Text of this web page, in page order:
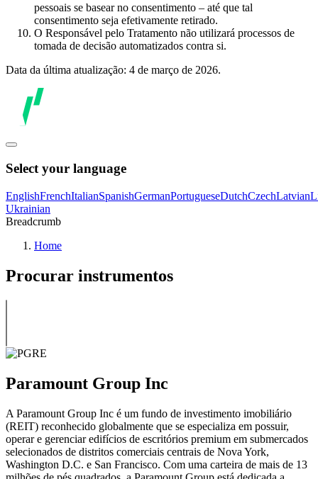
pessoais se basear no consentimento – até que tal
consentimento seja efetivamente retirado.
O Responsável pelo Tratamento não utilizará processos de
tomada de decisão automatizados contra si.
Data da última atualização: 4 de março de 2026.
Select your language
EnglishFrenchItalianSpanishGermanPortugueseDutchCzechLatvian
Ukrainian
Breadcrumb
Home
Procurar instrumentos
Paramount Group Inc
A Paramount Group Inc é um fundo de investimento imobiliário
(REIT) reconhecido globalmente que se especializa em possuir,
operar e gerenciar edifícios de escritórios premium em submercados
selecionados de distritos comerciais centrais de Nova York,
Washington D.C. e San Francisco. Com uma carteira de mais de 13